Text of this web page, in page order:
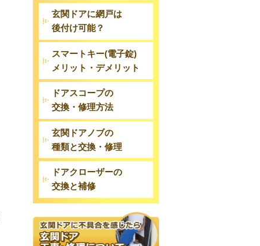
玄関ドアに網戸は
後付け可能？
スマートキー(電子錠)
メリット・デメリット
ドアスコープの
交換・修理方法
玄関ドアノブの
種類と交換・修理
ドアクローザーの
交換と補修